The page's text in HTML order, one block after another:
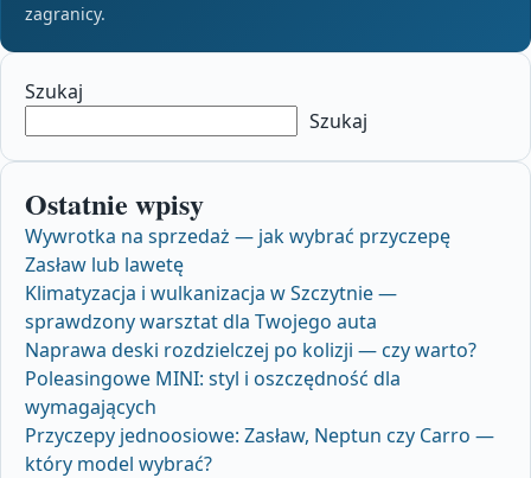
zagranicy.
Szukaj
Szukaj
Ostatnie wpisy
Wywrotka na sprzedaż — jak wybrać przyczepę
Zasław lub lawetę
Klimatyzacja i wulkanizacja w Szczytnie —
sprawdzony warsztat dla Twojego auta
Naprawa deski rozdzielczej po kolizji — czy warto?
Poleasingowe MINI: styl i oszczędność dla
wymagających
Przyczepy jednoosiowe: Zasław, Neptun czy Carro —
który model wybrać?